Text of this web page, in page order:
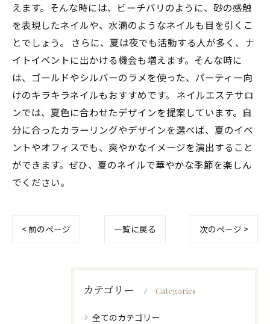
えます。そんな時には、ビーチバリのように、砂の感触
を表現したネイルや、水滴のようなネイルも目を引くこ
とでしょう。 さらに、夏は夜でも活動する人が多く、ナ
イトイベントに出かける機会も増えます。そんな時に
は、ゴールドやシルバーのラメを使った、パーティー向
けのキラキラネイルもおすすめです。 ネイルエステサロ
ンでは、夏色に合わせたデザインを提案しています。自
分に合ったカラーリングやデザインを選べば、夏のイベ
ントやオフィスでも、爽やかなイメージを演出すること
ができます。ぜひ、夏のネイルで華やかな季節を楽しん
でください。
< 前のページ 一覧に戻る 次のページ >
カテゴリー Categories
全てのカテゴリー